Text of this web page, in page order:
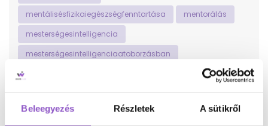
Beleegyezés Részletek A sütikről
mentálisésfizikaiegészségfenntartása
mentorálás
mesterségesintelligencia
mesterségesintelligenciaatoborzásban
MIakiválasztásban
mindfulness
motiváció
munka-magánéletegyensúly